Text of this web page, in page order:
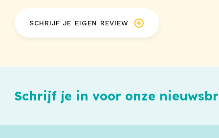
SCHRIJF JE EIGEN REVIEW
Schrijf je in voor onze